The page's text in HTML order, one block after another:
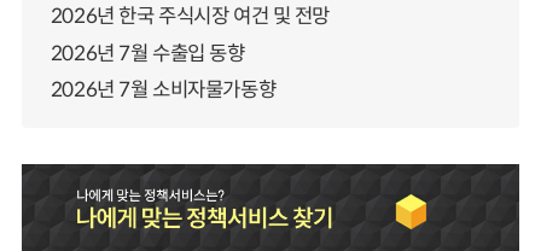
2026년 한국 주식시장 여건 및 전망
2026년 7월 수출입 동향
2026년 7월 소비자물가동향